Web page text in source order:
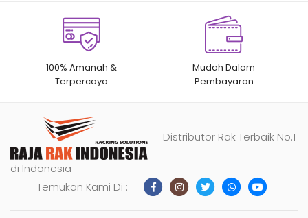
100% Amanah &
Terpercaya
Mudah Dalam
Pembayaran
Distributor Rak Terbaik No.1
di Indonesia
Temukan Kami Di :